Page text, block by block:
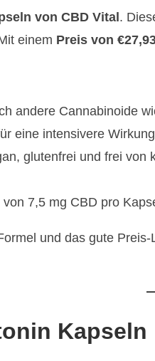
von CBD Vital .
einem Preis von
andere Cannabinoide
eine intensivere
glutenfrei und frei
7,5 mg CBD pro
und das gute
Kapseln